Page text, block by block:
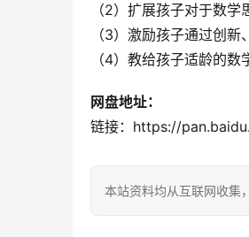
（2）扩展孩子对于数
（3）激励孩子通过创新
（4）教给孩子适龄的
网盘地址：
链接：https://
本站资料均从互联网收集